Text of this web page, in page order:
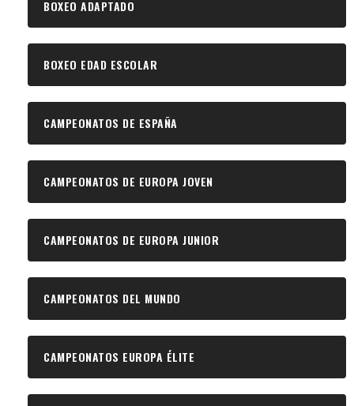
BOXEO ADAPTADO
BOXEO EDAD ESCOLAR
CAMPEONATOS DE ESPAÑA
CAMPEONATOS DE EUROPA JOVEN
CAMPEONATOS DE EUROPA JUNIOR
CAMPEONATOS DEL MUNDO
CAMPEONATOS EUROPA ÉLITE